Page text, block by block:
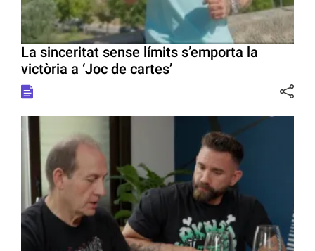
La sinceritat sense límits s’emporta la
victòria a ‘Joc de cartes’